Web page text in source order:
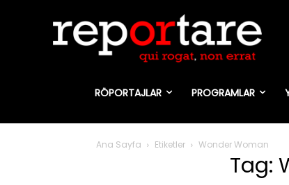
RÖPORTAJLAR PROGRAMLAR
Ana Sayfa Etiketler Wonder Woman
Tag: